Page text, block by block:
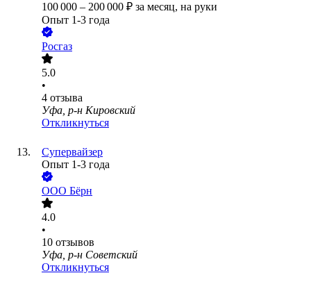
100 000 – 200 000 ₽ за месяц, на руки
Опыт 1-3 года
Росгаз
5.0
•
4 отзыва
Уфа, р-н Кировский
Откликнуться
Супервайзер
Опыт 1-3 года
ООО Бёрн
4.0
•
10 отзывов
Уфа, р-н Советский
Откликнуться